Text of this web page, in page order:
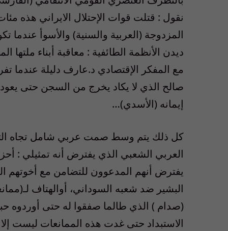
نقول : قتلت قوات الإحتلال الايراني هذه
المزدوجة (العربية والسنية) والأسوأ عندما
ديدن الأنظمة الطائفية : معاقبة أبناء
مع المفكر الإقتصادي د.عارف دليلة عندما
صالح الذي لا يكاد يخرج من السجن حتى يعود
إيمانه (الأسدي)…
كل ذلك يتم وسط صمت عربي شامل تجاه
العربي الشعبي الذي يفترض أنه تمثيلي :
يفترض أنهم المدعوون للتضامن مع أخوتهم
البشير ضد شعبه السوداني، أوالهتاف
(صدام ) الذي طالما صفقوا له حتى أوردوه
الاستبداد حتى غدت هذه الممانعات ليست